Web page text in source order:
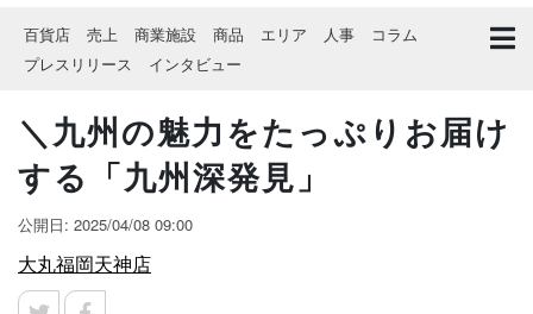
百貨店 売上 商業施設 商品 エリア 人事
コラム
プレスリリース
インタビュー
＼九州の魅力をたっぷりお届け
する「九州深発見」
公開日: 2025/04/08 09:00
大丸福岡天神店